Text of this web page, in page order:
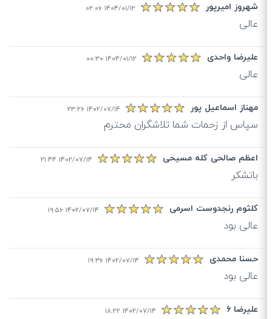
شهروز امیرپور ۱۴۰۴/۰۱/۱۲ ۰۲:۰۶
عالی
علیرضا واحدی ۱۴۰۴/۰۱/۱۲ ۰۰:۳۰
عالی
مهناز اسماعیل پور ۱۴۰۲/۰۷/۱۴ ۲۳:۲۶
سپاس از زحمات شما تلاشگران محترم
اعظم صالحی کله مسیحی ۱۴۰۲/۰۷/۱۴ ۲۱:۴۴
باتشکر
کلثوم رنجدوست اسرمی ۱۴۰۲/۰۷/۱۴ ۱۹:۵۶
عالی بود
حسنا محمدی ۱۴۰۲/۰۷/۱۴ ۱۹:۳۶
عالی بود
علیرضا ۶ ۱۴۰۲/۰۷/۱۴ ۱۸:۲۲